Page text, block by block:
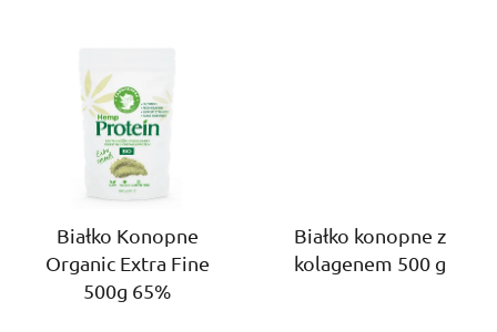
Białko Konopne
Organic Extra Fine
500g 65%
Białko konopne z
kolagenem 500 g